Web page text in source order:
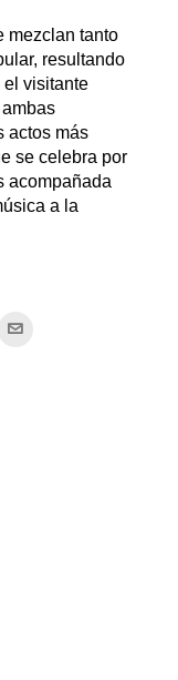
mezclan tanto
resultando
el visitante
actos más
se celebra por
acompañada
a la